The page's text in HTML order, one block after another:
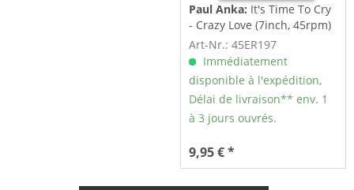
Paul Anka: It's Time To Cry
- Crazy Love (7inch, 45rpm)
Art-Nr.: 45ER197
Immédiatement
disponible à l'expédition,
Délai de livraison** env. 1
à 3 jours ouvrés.
9,95 € *